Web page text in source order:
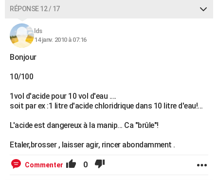
RÉPONSE 12 / 17
lds
14 janv. 2010 à 07:16
Bonjour
10/100
1vol d'acide pour 10 vol d'eau ....
soit par ex :1 litre d'acide chloridrique dans 10 litre d'eau!...
L'acide est dangereux à la manip... Ca "brûle"!
Etaler,brosser , laisser agir, rincer abondamment .
Commenter 0